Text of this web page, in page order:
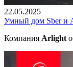
22.05.2025
Умный дом Sber и
Компания Arlight